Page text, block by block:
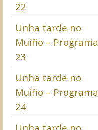
22
Unha tarde no
Muíño – Programa
23
Unha tarde no
Muíño – Programa
24